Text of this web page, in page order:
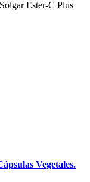
Ester-C Plus
Vegetales.